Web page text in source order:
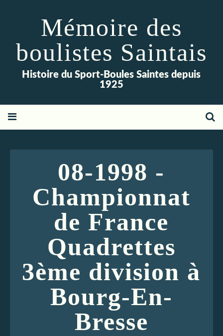
Mémoire des
boulistes Saintais
Histoire du Sport-Boules Saintes depuis
1925
08-1998 -
Championnat
de France
Quadrettes
3ème division à
Bourg-En-
Bresse